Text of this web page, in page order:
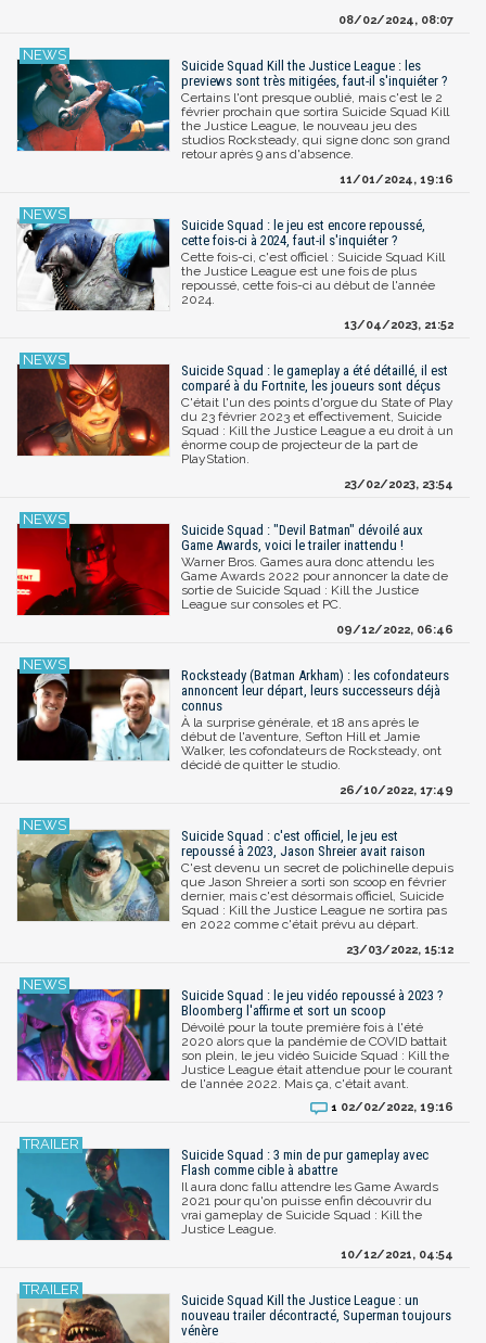
08/02/2024, 08:07
Suicide Squad Kill the Justice League : les
previews sont très mitigées, faut-il s'inquiéter ?
Certains l'ont presque oublié, mais c'est le 2
février prochain que sortira Suicide Squad Kill
the Justice League, le nouveau jeu des
studios Rocksteady, qui signe donc son grand
retour après 9 ans d'absence.
11/01/2024, 19:16
Suicide Squad : le jeu est encore repoussé,
cette fois-ci à 2024, faut-il s'inquiéter ?
Cette fois-ci, c'est officiel : Suicide Squad Kill
the Justice League est une fois de plus
repoussé, cette fois-ci au début de l'année
2024.
13/04/2023, 21:52
Suicide Squad : le gameplay a été détaillé, il est
comparé à du Fortnite, les joueurs sont déçus
C'était l'un des points d'orgue du State of Play
du 23 février 2023 et effectivement, Suicide
Squad : Kill the Justice League a eu droit à un
énorme coup de projecteur de la part de
PlayStation.
23/02/2023, 23:54
Suicide Squad : "Devil Batman" dévoilé aux
Game Awards, voici le trailer inattendu !
Warner Bros. Games aura donc attendu les
Game Awards 2022 pour annoncer la date de
sortie de Suicide Squad : Kill the Justice
League sur consoles et PC.
09/12/2022, 06:46
Rocksteady (Batman Arkham) : les cofondateurs
annoncent leur départ, leurs successeurs déjà
connus
À la surprise générale, et 18 ans après le
début de l'aventure, Sefton Hill et Jamie
Walker, les cofondateurs de Rocksteady, ont
décidé de quitter le studio.
26/10/2022, 17:49
Suicide Squad : c'est officiel, le jeu est
repoussé à 2023, Jason Shreier avait raison
C'est devenu un secret de polichinelle depuis
que Jason Shreier a sorti son scoop en février
dernier, mais c'est désormais officiel, Suicide
Squad : Kill the Justice League ne sortira pas
en 2022 comme c'était prévu au départ.
23/03/2022, 15:12
Suicide Squad : le jeu vidéo repoussé à 2023 ?
Bloomberg l'affirme et sort un scoop
Dévoilé pour la toute première fois à l'été
2020 alors que la pandémie de COVID battait
son plein, le jeu vidéo Suicide Squad : Kill the
Justice League était attendue pour le courant
de l'année 2022. Mais ça, c'était avant.
1 02/02/2022, 19:16
Suicide Squad : 3 min de pur gameplay avec
Flash comme cible à abattre
Il aura donc fallu attendre les Game Awards
2021 pour qu'on puisse enfin découvrir du
vrai gameplay de Suicide Squad : Kill the
Justice League.
10/12/2021, 04:54
Suicide Squad Kill the Justice League : un
nouveau trailer décontracté, Superman toujours
vénère